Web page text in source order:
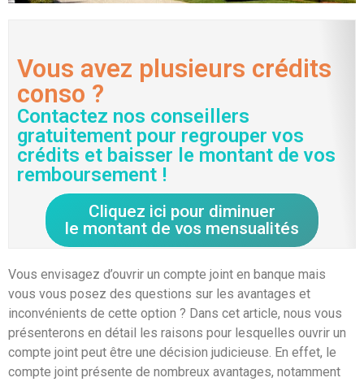
Vous avez plusieurs crédits
conso ?
Contactez nos conseillers
gratuitement pour regrouper vos
crédits et baisser le montant de vos
remboursement !
Cliquez ici pour diminuer
le montant de vos mensualités
Vous envisagez d’ouvrir un compte joint en banque mais
vous vous posez des questions sur les avantages et
inconvénients de cette option ? Dans cet article, nous vous
présenterons en détail les raisons pour lesquelles ouvrir un
compte joint peut être une décision judicieuse. En effet, le
compte joint présente de nombreux avantages, notamment